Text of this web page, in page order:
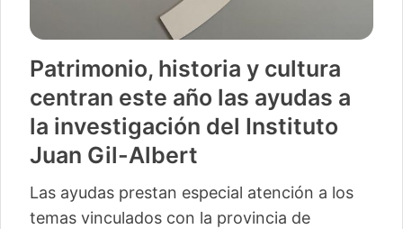
Patrimonio, historia y cultura
centran este año las ayudas a
la investigación del Instituto
Juan Gil-Albert
Las ayudas prestan especial atención a los
temas vinculados con la provincia de